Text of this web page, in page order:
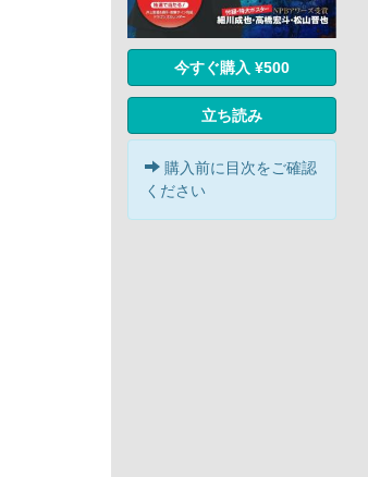
今すぐ購入 ¥500
立ち読み
購入前に目次をご確認
ください